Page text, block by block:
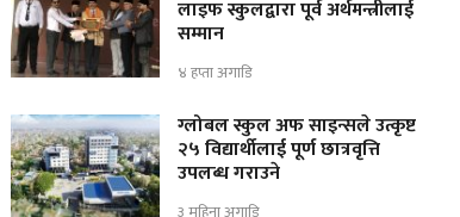
लाइफ स्कुलद्वारा पूर्व अर्थमन्त्रीलाई
सम्मान
४ हप्ता अगाडि
ग्लोबल स्कुल अफ साइन्सले उत्कृष्ट
२५ विद्यार्थीलाई पूर्ण छात्रवृत्ति
उपलब्ध गराउने